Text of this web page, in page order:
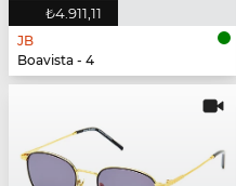
₺4.911,11
JB
Boavista - 4